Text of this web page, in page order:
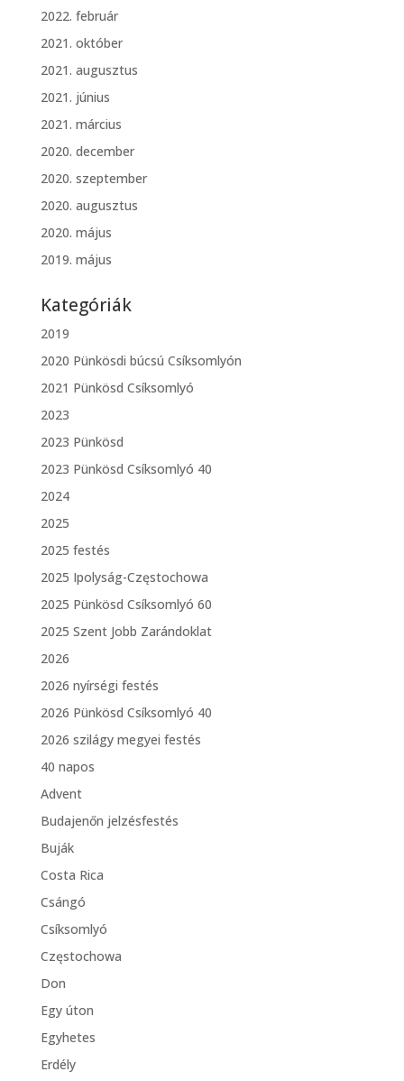
2022. február
2021. október
2021. augusztus
2021. június
2021. március
2020. december
2020. szeptember
2020. augusztus
2020. május
2019. május
Kategóriák
2019
2020 Pünkösdi búcsú Csíksomlyón
2021 Pünkösd Csíksomlyó
2023
2023 Pünkösd
2023 Pünkösd Csíksomlyó 40
2024
2025
2025 festés
2025 Ipolyság-Częstochowa
2025 Pünkösd Csíksomlyó 60
2025 Szent Jobb Zarándoklat
2026
2026 nyírségi festés
2026 Pünkösd Csíksomlyó 40
2026 szilágy megyei festés
40 napos
Advent
Budajenőn jelzésfestés
Buják
Costa Rica
Csángó
Csíksomlyó
Częstochowa
Don
Egy úton
Egyhetes
Erdély